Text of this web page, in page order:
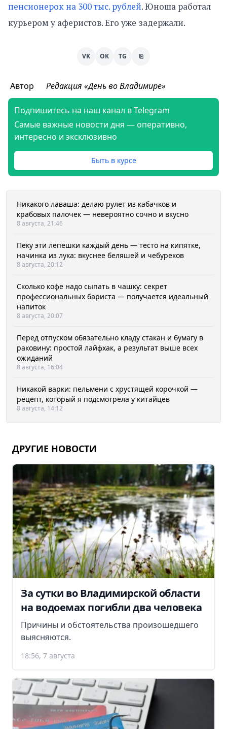
пенсионерок на 300 тыс. рублей. Юноша работал
курьером у аферистов. Его уже задержали.
VK OK TG ⎘
Автор Редакция «День во Владимире»
Подпишитесь на наш канал в Telegram
Самые важные новости дня — оперативно,
интересно и эксклюзивно
Быть в курсе
Никакого лаваша: делаю рулет из кабачков и
крабовых палочек — невероятно сочно и вкусно
8 августа, 21:46
Пеку эти лепешки каждый день — тесто на кипятке,
начинка из лука: вкуснее беляшей и чебуреков
8 августа, 20:12
Сколько кофе надо сыпать в чашку: секрет
профессиональных бариста — получается идеальный
напиток
8 августа, 20:07
Перед отпуском обязательно кладу стакан и бумагу в
раковину: простой лайфхак, а результат выше всех
ожиданий
8 августа, 16:04
Никакой варки: пельмени с хрустящей корочкой —
рецепт, который я подсмотрела у китайцев
8 августа, 14:12
ДРУГИЕ НОВОСТИ
За сутки во Владимирской области
на водоемах погибли два человека
Причины и обстоятельства произошедшего
выясняются.
18:56, 7 августа